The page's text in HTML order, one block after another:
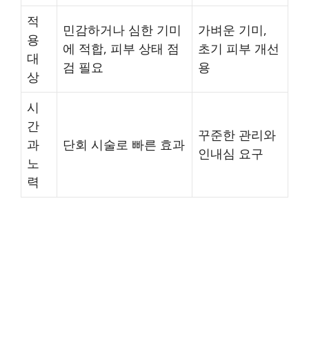
적
용
대
상
민감하거나 심한 기미
에 적합, 피부 상태 점
검 필요
가벼운 기미,
초기 피부 개선
용
시
간
과
노
력
단회 시술로 빠른 효과
꾸준한 관리와
인내심 요구